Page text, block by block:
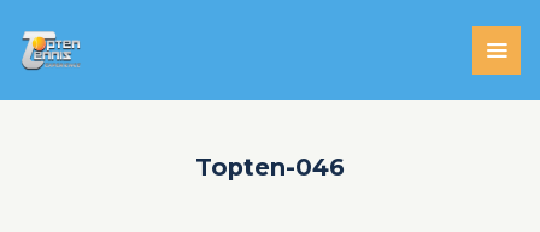
Topten-046